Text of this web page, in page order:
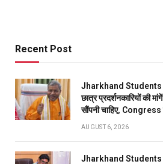
Recent Post
Jharkhand Students
छात्र प्रदर्शनकारियों की
सौंपनी चाहिए,
AUGUST 6, 2026
Jharkhand Students